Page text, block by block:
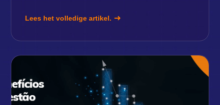
Lees het volledige artikel.